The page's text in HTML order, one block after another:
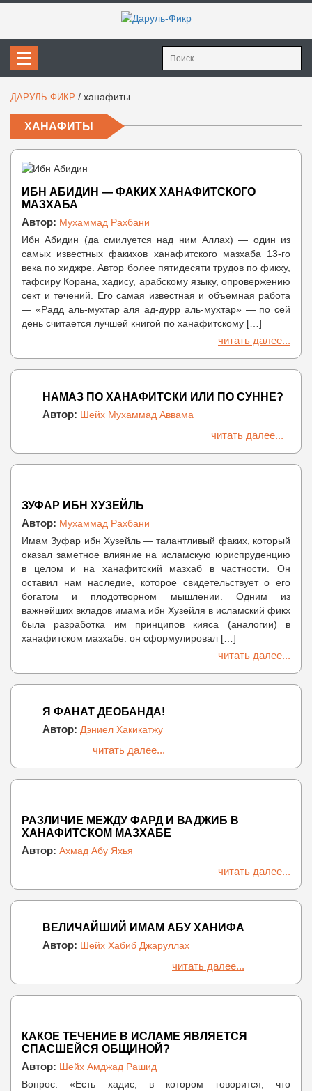
Найти:
ДАРУЛЬ-ФИКР / ханафиты
ХАНАФИТЫ
ИБН АБИДИН — ФАКИХ ХАНАФИТСКОГО
МАЗХАБА
Автор: Мухаммад Рахбани
Ибн Абидин (да смилуется над ним Аллах) — один из
самых известных факихов ханафитского мазхаба 13-го
века по хиджре. Автор более пятидесяти трудов по фикху,
тафсиру Корана, хадису, арабскому языку, опровержению
сект и течений. Его самая известная и объемная работа
— «Радд аль-мухтар аля ад-дурр аль-мухтар» — по сей
день считается лучшей книгой по ханафитскому […]
читать далее...
НАМАЗ ПО ХАНАФИТСКИ ИЛИ ПО СУННЕ?
Автор: Шейх Мухаммад Аввама
читать далее...
ЗУФАР ИБН ХУЗЕЙЛЬ
Автор: Мухаммад Рахбани
Имам Зуфар ибн Хузейль — талантливый факих, который
оказал заметное влияние на исламскую юриспруденцию
в целом и на ханафитский мазхаб в частности. Он
оставил нам наследие, которое свидетельствует о его
богатом и плодотворном мышлении. Одним из
важнейших вкладов имама ибн Хузейля в исламский фикх
была разработка им принципов кияса (аналогии) в
ханафитском мазхабе: он сформулировал […]
читать далее...
Я ФАНАТ ДЕОБАНДА!
Автор: Дэниел Хакикатжу
читать далее...
РАЗЛИЧИЕ МЕЖДУ ФАРД И ВАДЖИБ В
ХАНАФИТСКОМ МАЗХАБЕ
Автор: Ахмад Абу Яхья
читать далее...
ВЕЛИЧАЙШИЙ ИМАМ АБУ ХАНИФА
Автор: Шейх Хабиб Джаруллах
читать далее...
КАКОЕ ТЕЧЕНИЕ В ИСЛАМЕ ЯВЛЯЕТСЯ
СПАСШЕЙСЯ ОБЩИНОЙ?
Автор: Шейх Амджад Рашид
Вопрос: «Есть хадис, в котором говорится, что